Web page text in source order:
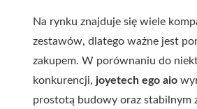
Na rynku znajduje się wiele
zestawów, dlatego ważne jest
zakupem. W porównaniu do
konkurencji, joyetech ego aio
prostotą budowy oraz stabilnym